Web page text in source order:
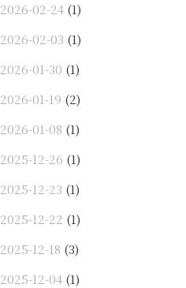
2026-02-24 (1)
2026-02-03 (1)
2026-01-30 (1)
2026-01-19 (2)
2026-01-08 (1)
2025-12-26 (1)
2025-12-23 (1)
2025-12-22 (1)
2025-12-18 (3)
2025-12-04 (1)